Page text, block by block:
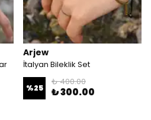
Arjew
İtalyan Bileklik Set
%25
₺ 400.00
₺ 300.00